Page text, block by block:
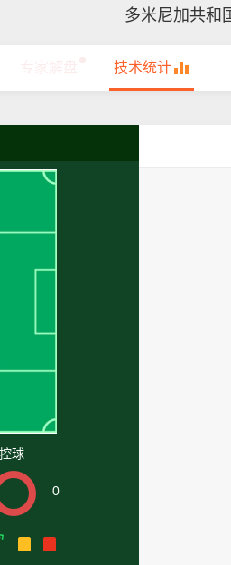
多米尼加共和
技术统计
控球
0